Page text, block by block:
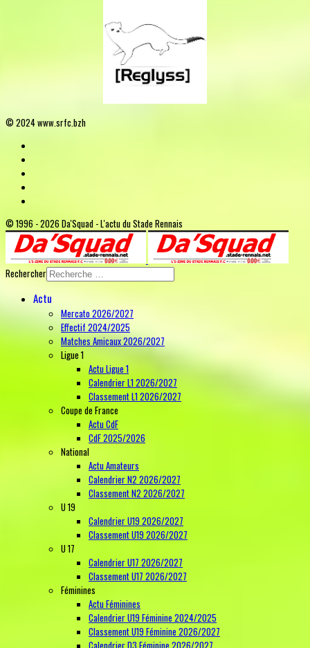
© 2024 www.srfc.bzh
© 1996 - 2026 Da'Squad - L'actu du Stade Rennais
Rechercher
Actu
Mercato 2026/2027
Effectif 2024/2025
Matches Amicaux 2026/2027
Ligue 1
Actu Ligue 1
Calendrier L1 2026/2027
Classement L1 2026/2027
Coupe de France
Actu CdF
CdF 2025/2026
National
Actu Amateurs
Calendrier N2 2026/2027
Classement N2 2026/2027
U 19
Calendrier U19 2026/2027
Classement U19 2026/2027
U 17
Calendrier U17 2026/2027
Classement U17 2026/2027
Féminines
Actu Féminines
Calendrier U19 Féminine 2024/2025
Classement U19 Féminine 2026/2027
Calendrier D3 Féminine 2026/2027